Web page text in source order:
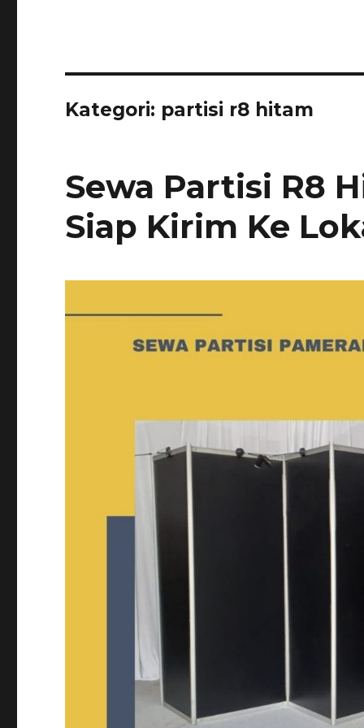
Kategori: partisi r8 hitam
Sewa Partisi R8
Siap Kirim Ke